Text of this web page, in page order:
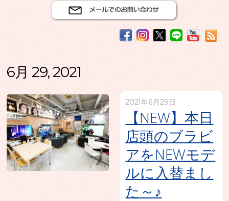
6月 29, 2021
2021年6月29日
【NEW】本日
店頭のブラビ
アをNEWモデ
ルに入替まし
た～♪